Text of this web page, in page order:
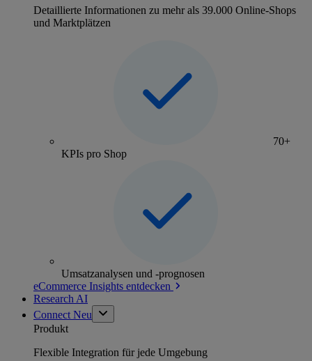
Detaillierte Informationen zu mehr als 39.000 Online-Shops
und Marktplätzen
70+
KPIs pro Shop
Umsatzanalysen und -prognosen
eCommerce Insights entdecken
Research AI
Connect Neu
Produkt
Flexible Integration für jede Umgebung